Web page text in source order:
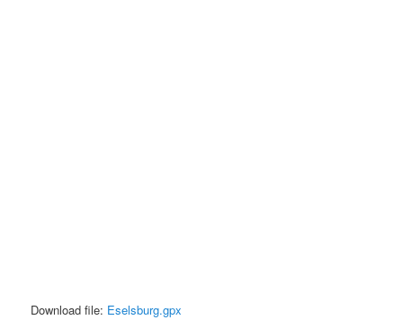
Download file: Eselsburg.gpx